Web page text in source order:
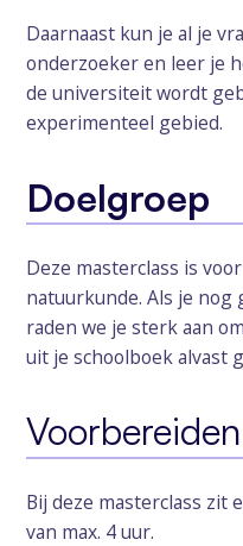
Daarnaast kun je al je
onderzoeker en leer je
de universiteit wordt
experimenteel gebied.
Doelgroep
Deze masterclass is
natuurkunde. Als je
raden we je sterk aan
uit je schoolboek alvast
Voorbereiden
Bij deze masterclass zit
van max. 4 uur.